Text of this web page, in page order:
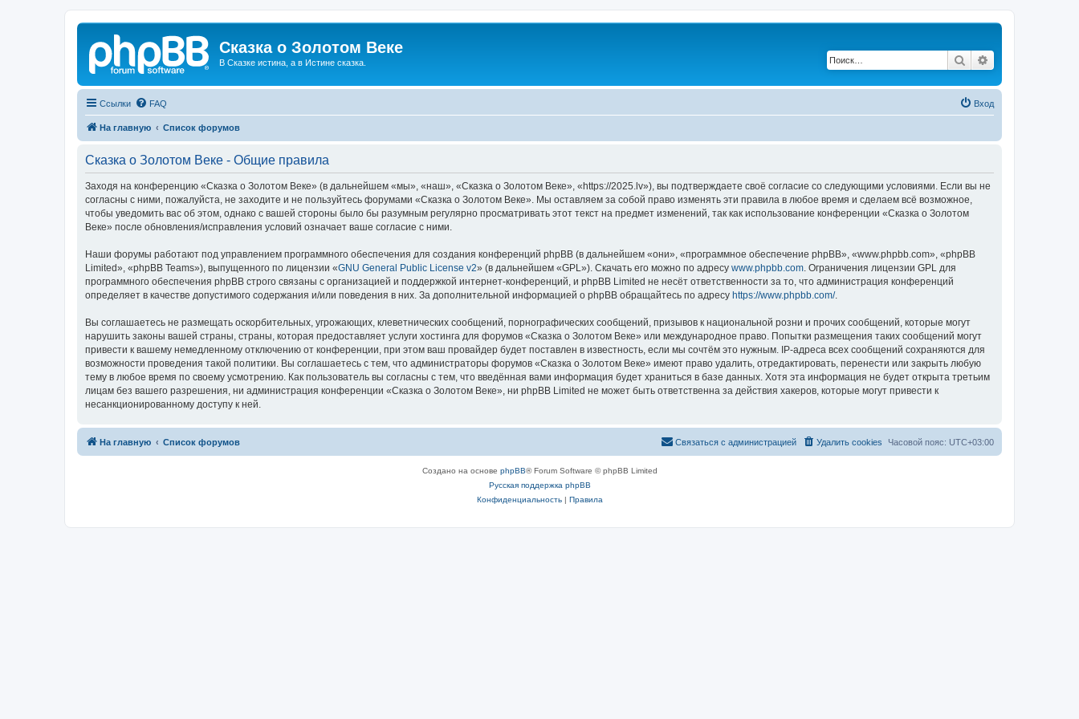
Сказка о Золотом Веке
В Сказке истина, а в Истине сказка. Поиск
Ссылки FAQ Вход
На главную Список форумов
Сказка о Золотом Веке - Общие правила
Заходя на конференцию «Сказка о Золотом Веке» (в дальнейшем «мы», «наш», «Сказка о Золотом Веке», «https://2025.lv»), вы подтверждаете своё согласие со следующими условиями. Если вы не
согласны с ними, пожалуйста, не заходите и не пользуйтесь форумами «Сказка о Золотом Веке». Мы оставляем за собой право изменять эти правила в любое время и сделаем всё возможное,
чтобы уведомить вас об этом, однако с вашей стороны было бы разумным регулярно просматривать этот текст на предмет изменений, так как использование конференции «Сказка о Золотом
Веке» после обновления/исправления условий означает ваше согласие с ними.
Наши форумы работают под управлением программного обеспечения для создания конференций phpBB (в дальнейшем «они», «программное обеспечение phpBB», «www.phpbb.com», «phpBB
Limited», «phpBB Teams»), выпущенного по лицензии «GNU General Public License v2» (в дальнейшем «GPL»). Скачать его можно по адресу www.phpbb.com . Ограничения лицензии GPL для
программного обеспечения phpBB строго связаны с организацией и поддержкой интернет-конференций, и phpBB Limited не несёт ответственности за то, что администрация конференций
определяет в качестве допустимого содержания и/или поведения в них. За дополнительной информацией о phpBB обращайтесь по адресу https://www.phpbb.com/.
Вы соглашаетесь не размещать оскорбительных, угрожающих, клеветнических сообщений, порнографических сообщений, призывов к национальной розни и прочих сообщений, которые могут
нарушить законы вашей страны, страны, которая предоставляет услуги хостинга для форумов «Сказка о Золотом Веке» или международное право. Попытки размещения таких сообщений могут
привести к вашему немедленному отключению от конференции, при этом ваш провайдер будет поставлен в известность, если мы сочтём это нужным. IP-адреса всех сообщений сохраняются для
возможности проведения такой политики. Вы соглашаетесь с тем, что администраторы форумов «Сказка о Золотом Веке» имеют право удалить, отредактировать, перенести или закрыть любую
тему в любое время по своему усмотрению. Как пользователь вы согласны с тем, что введённая вами информация будет храниться в базе данных. Хотя эта информация не будет открыта третьим
лицам без вашего разрешения, ни администрация конференции «Сказка о Золотом Веке», ни phpBB Limited не может быть ответственна за действия хакеров, которые могут привести к
несанкционированному доступу к ней.
На главную Список форумов Часовой пояс: UTC+03:00
Удалить cookies
Связаться с администрацией
Создано на основе phpBB® Forum Software © phpBB Limited
Русская поддержка phpBB
Конфиденциальность| Правила